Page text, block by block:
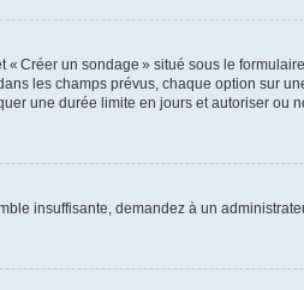
un sondage » situé sous le
les champs prévus, chaque option sur
une durée limite en jours et autoriser ou
insuffisante, demandez à un